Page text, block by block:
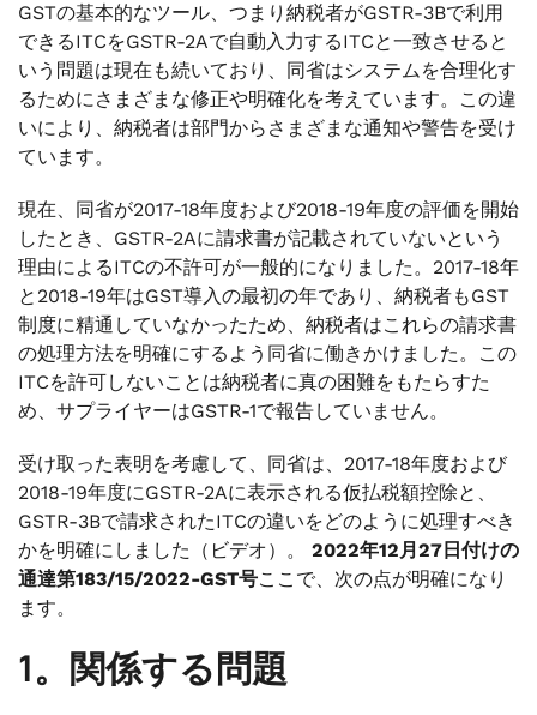
GSTの基本的なツール、つまり納税者がGSTR-3Bで利用
できるITCをGSTR-2Aで自動入力するITCと一致させると
いう問題は現在も続いており、同省はシステムを合理化す
るためにさまざまな修正や明確化を考えています。この違
いにより、納税者は部門からさまざまな通知や警告を受け
ています。
現在、同省が2017-18年度および2018-19年度の評価を開始
したとき、GSTR-2Aに請求書が記載されていないという
理由によるITCの不許可が一般的になりました。2017-18年
と2018-19年はGST導入の最初の年であり、納税者もGST
制度に精通していなかったため、納税者はこれらの請求書
の処理方法を明確にするよう同省に働きかけました。この
ITCを許可しないことは納税者に真の困難をもたらすた
め、サプライヤーはGSTR-1で報告していません。
受け取った表明を考慮して、同省は、2017-18年度および
2018-19年度にGSTR-2Aに表示される仮払税額控除と、
GSTR-3Bで請求されたITCの違いをどのように処理すべき
かを明確にしました（ビデオ）。 2022年12月27日付けの
通達第183/15/2022-GST号ここで、次の点が明確になり
ます。
1。関係する問題